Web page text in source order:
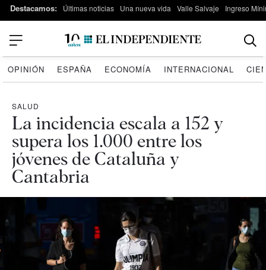
Destacamos: Últimas noticias Una nueva vida Valle Salvaje Ingreso
OPINIÓN ESPAÑA ECONOMÍA INTERNACIONAL
SALUD
La incidencia escala a 152 y
supera los 1.000 entre los
jóvenes de Cataluña y
Cantabria